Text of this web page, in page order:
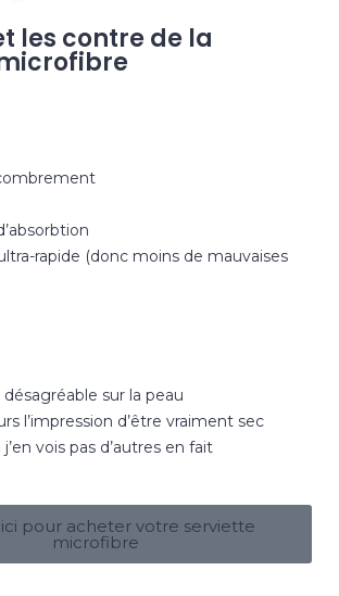
les contre de la
rapide (donc moins de mauvaises
sur la peau
l’impression d’être vraiment sec
vois pas d’autres en fait
pour acheter votre serviette
microfibre